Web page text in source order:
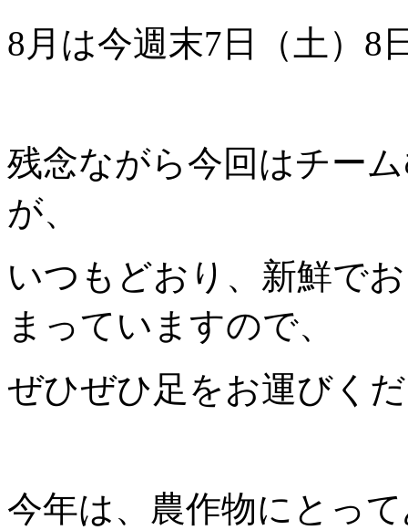
8月は今週末7日（土）8
残念ながら今回はチー
が、
いつもどおり、新鮮で
まっていますので、
ぜひぜひ足をお運びく
今年は、農作物にとっ